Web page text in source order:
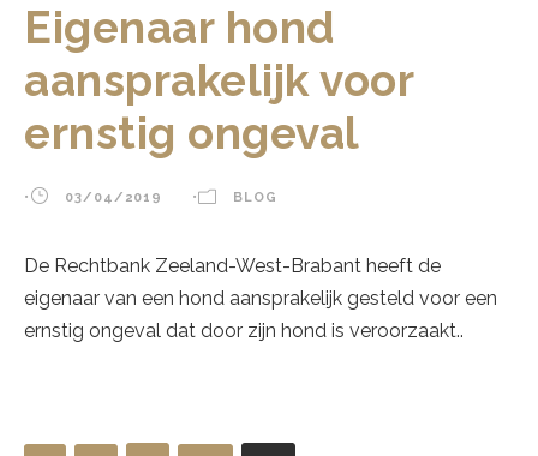
Eigenaar hond
aansprakelijk voor
ernstig ongeval
• 03/04/2019 • BLOG
De Rechtbank Zeeland-West-Brabant heeft de
eigenaar van een hond aansprakelijk gesteld voor een
ernstig ongeval dat door zijn hond is veroorzaakt..